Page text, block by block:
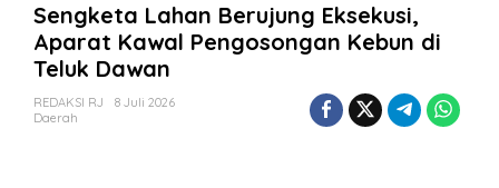
n
g
k
e
t
Sengketa Lahan Berujung Eksekusi,
Aparat Kawal Pengosongan Kebun di
Teluk Dawan
REDAKSI RJ
8 Juli 2026
Daerah